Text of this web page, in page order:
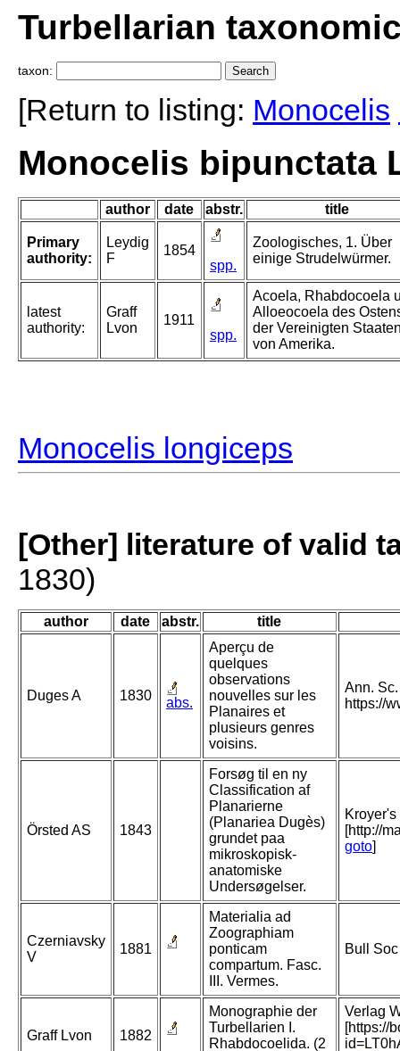
Turbellarian
taxon:
[Return to listing: Monocelis
Monocelis bipunctata
author date abstr. title
Primary
authority:
Leydig
F
1854
spp.
Zoologisches, 1. Über
einige Strudelwürmer.
latest
authority:
Graff
Lvon
1911
spp.
Acoela, Rhabdocoela
Alloeocoela des
der Vereinigten
von Amerika.
Monocelis longiceps
[Other] literature of valid
1830)
author date abstr. title
Duges A 1830 abs.
Aperçu de
quelques
observations
nouvelles sur les
Planaires et
plusieurs genres
voisins.
Ann.
https://
Örsted AS 1843
Forsøg til en ny
Classification af
Planarierne
(Planariea Dugès)
grundet paa
mikroskopisk-
anatomiske
Undersøgelser.
[http://
goto]
Czerniavsky
V
1881
Materialia ad
Zoographiam
ponticam
compartum. Fasc.
III. Vermes.
Bull
Graff Lvon 1882
Monographie der
Turbellarien I.
Rhabdocoelida. (2
Verlag
[https://